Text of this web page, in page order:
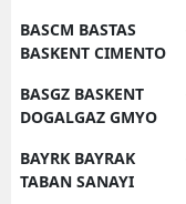
BASCM BASTAS
BASKENT CIMENTO
BASGZ BASKENT
DOGALGAZ GMYO
BAYRK BAYRAK
TABAN SANAYI